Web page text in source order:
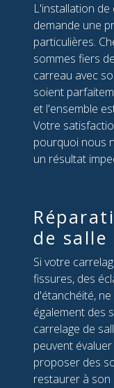
L'installation de
demande une
particulières.
sommes fiers
carreau avec
soient
et l'ensemble
Votre
pourquoi nous
un résultat
de salle
Si votre
fissures, des
d'étanchéité,
également des
carrelage de
peuvent
proposer des
restaurer à son